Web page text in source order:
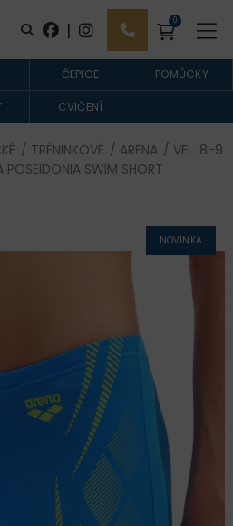
| 0
ČEPICE POMŮCKY
CVIČENÍ
/ TRÉNINKOVÉ / ARENA / VEL. 8-9
POSEIDONIA SWIM SHORT
NOVINKA